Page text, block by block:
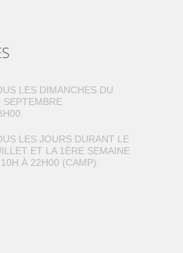
LES DIMANCHES DU
SEPTEMBRE
LES JOURS DURANT LE
ET LA 1ÈRE SEMAINE
À 22H00 (CAMP).